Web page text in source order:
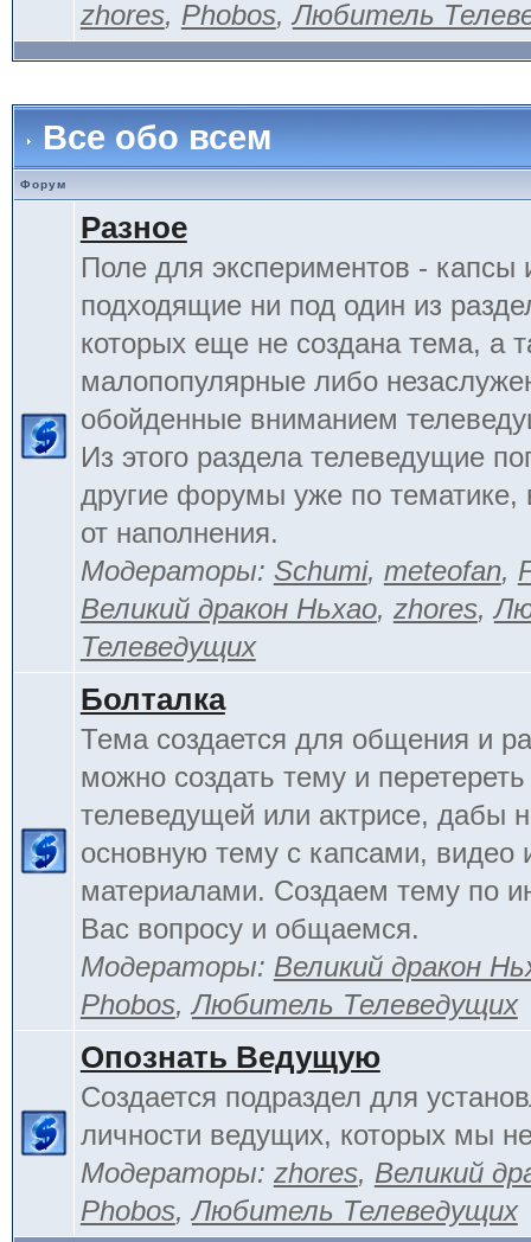
zhores, Phobos,Любитель
Все обо всем
Форум
Разное
Поле для экспериментов - капсы
подходящие ни под один из
которых еще не создана тема, а
малопопулярные либо
обойденные вниманием
Из этого раздела телеведущие
другие форумы уже по тематике,
от наполнения.
Модераторы: Schumi, meteofan,
Великий дракон Ньхао, zhores,
Телеведущих
Болталка
Тема создается для общения и
можно создать тему и перетереть
телеведущей или актрисе, дабы
основную тему с капсами, видео
материалами. Создаем тему по
Вас вопросу и общаемся.
Модераторы: Великий дракон
Phobos,Любитель Телеведущих
Опознать Ведущую
Создается подраздел для
личности ведущих, которых мы
Модераторы: zhores, Великий
Phobos,Любитель Телеведущих